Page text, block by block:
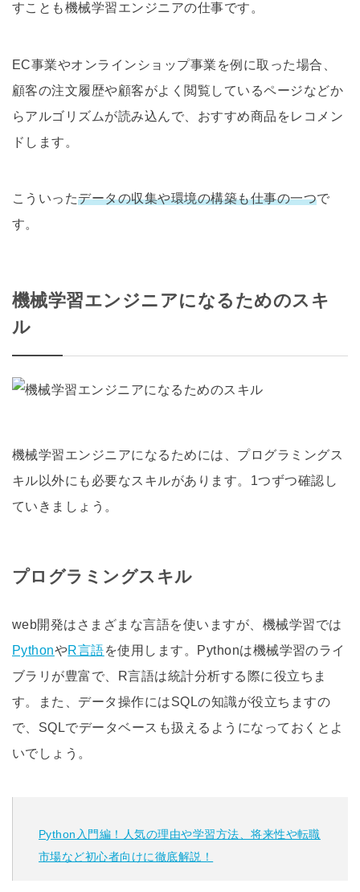
すことも機械学習エンジニアの仕事です。
EC事業やオンラインショップ事業を例に取った場合、
顧客の注文履歴や顧客がよく閲覧しているページなどか
らアルゴリズムが読み込んで、おすすめ商品をレコメン
ドします。
こういったデータの収集や環境の構築も仕事の一つで
す。
機械学習エンジニアになるためのスキ
ル
機械学習エンジニアになるためには、プログラミングス
キル以外にも必要なスキルがあります。1つずつ確認し
ていきましょう。
プログラミングスキル
web開発はさまざまな言語を使いますが、機械学習では
PythonやR言語を使用します。Pythonは機械学習のライ
ブラリが豊富で、R言語は統計分析する際に役立ちま
す。また、データ操作にはSQLの知識が役立ちますの
で、SQLでデータベースも扱えるようになっておくとよ
いでしょう。
Python入門編！人気の理由や学習方法、将来性や転職
市場など初心者向けに徹底解説！